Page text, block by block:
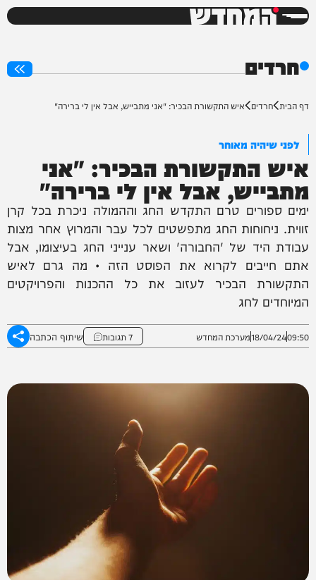
המחדש
חרדים
דף הבית חרדים איש התקשורת הבכיר: "אני מתבייש, אבל אין לי ברירה"
לפני שיהיה מאוחר
איש התקשורת הבכיר: "אני
מתבייש, אבל אין לי ברירה"
ימים ספורים טרם התקדש החג וההמולה ניכרת בכל קרן
זווית. ניחוחות החג מתפשטים לכל עבר והמרוץ אחר מצות
עבודת היד של 'החבורה' ושאר ענייני החג בעיצומו, אבל
אתם חייבים לקרוא את הפוסט הזה • מה גרם לאיש
התקשורת הבכיר לעזוב את כל ההכנות והפרויקטים
המיוחדים לחג
09:50
18/04/24מערכת המחדש 7 תגובות שיתוף הכתבה